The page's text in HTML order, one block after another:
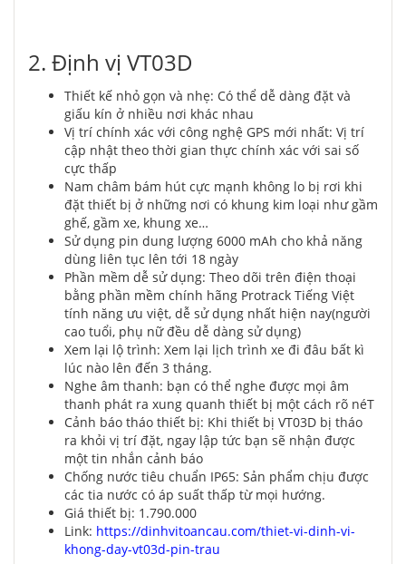
2. Định vị VT03D
Thiết kế nhỏ gọn và nhẹ: Có thể dễ dàng đặt và
giấu kín ở nhiều nơi khác nhau
Vị trí chính xác với công nghệ GPS mới nhất: Vị trí
cập nhật theo thời gian thực chính xác với sai số
cực thấp
Nam châm bám hút cực mạnh không lo bị rơi khi
đặt thiết bị ở những nơi có khung kim loại như gầm
ghế, gầm xe, khung xe…
Sử dụng pin dung lượng 6000 mAh cho khả năng
dùng liên tục lên tới 18 ngày
Phần mềm dễ sử dụng: Theo dõi trên điện thoại
bằng phần mềm chính hãng Protrack Tiếng Việt
tính năng ưu việt, dễ sử dụng nhất hiện nay(người
cao tuổi, phụ nữ đều dễ dàng sử dụng)
Xem lại lộ trình: Xem lại lịch trình xe đi đâu bất kì
lúc nào lên đến 3 tháng.
Nghe âm thanh: bạn có thể nghe được mọi âm
thanh phát ra xung quanh thiết bị một cách rõ néT
Cảnh báo tháo thiết bị: Khi thiết bị VT03D bị tháo
ra khỏi vị trí đặt, ngay lập tức bạn sẽ nhận được
một tin nhắn cảnh báo
Chống nước tiêu chuẩn IP65: Sản phẩm chịu được
các tia nước có áp suất thấp từ mọi hướng.
Giá thiết bị: 1.790.000
Link: https://dinhvitoancau.com/thiet-vi-dinh-vi-
khong-day-vt03d-pin-trau